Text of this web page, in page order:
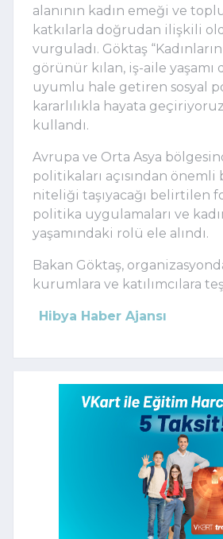
alanının kadın emeği ve
katkılarla doğrudan ilişkili
vurguladı. Göktaş
görünür kılan, iş-aile yaşamı
uyumlu hale getiren sosyal
kararlılıkla hayata
kullandı.
Avrupa ve Orta Asya
politikaları açısından önemli
niteliği taşıyacağı belirtilen
politika uygulamaları ve
yaşamındaki rolü ele alındı.
Bakan Göktaş,
kurumlara ve katılımcılara
Hibya Haber Ajansı